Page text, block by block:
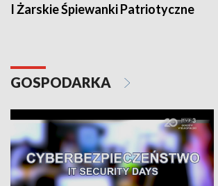
I Żarskie Śpiewanki Patriotyczne
GOSPODARKA